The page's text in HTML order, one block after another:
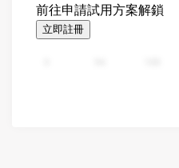
前往申請試用方案解鎖
立即註冊